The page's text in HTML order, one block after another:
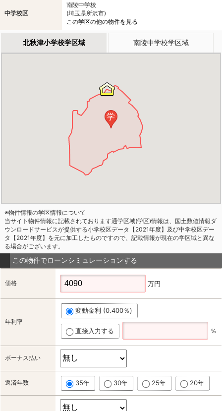
中学校区
南陵中学校
(埼玉県所沢市)
この学区の他の物件を見る
北秋津小学校学区域 南陵中学校学区域
学
※物件情報の学区情報について
当サイト物件情報に記載されております通学区域(学区)情報は、国土数値情報ダ
ウンロードサービスが提供する小学校区データ【2021年度】及び中学校区デー
タ【2021年度】を元に加工したものですので、記載情報が現在の学区域と異な
る場合がございます。
この物件でローンシミュレーションする
価格 万円
年利率
変動金利 (0.400％)
直接入力する ％
ボーナス払い
返済年数 35年 30年 25年 20年